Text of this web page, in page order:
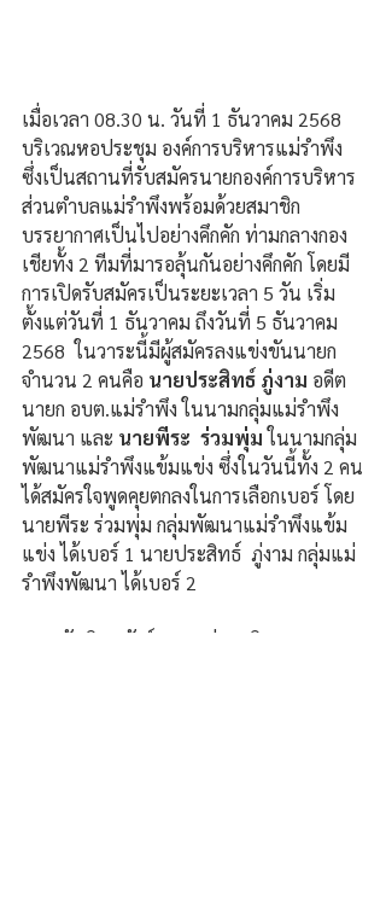
เมื่อเวลา 08.30 น. วันที่ 1 ธันวาคม 2568
บริเวณหอประชุม องค์การบริหารแม่รำพึง
ซึ่งเป็นสถานที่รับสมัครนายกองค์การบริหาร
ส่วนตำบลแม่รำพึงพร้อมด้วยสมาชิก
บรรยากาศเป็นไปอย่างคึกคัก ท่ามกลางกอง
เชียทั้ง 2 ทีมที่มารอลุ้นกันอย่างคึกคัก โดยมี
การเปิดรับสมัครเป็นระยะเวลา 5 วัน เริ่ม
ตั้งแต่วันที่ 1 ธันวาคม ถึงวันที่ 5 ธันวาคม
2568  ในวาระนี้มีผู้สมัครลงแข่งขันนายก
จำนวน 2 คนคือ นายประสิทธ์ ภู่งาม อดีต
นายก อบต.แม่รำพึง ในนามกลุ่มแม่รำพึง
พัฒนา และ นายพีระ  ร่วมพุ่ม ในนามกลุ่ม
พัฒนาแม่รำพึงแข้มแข่ง ซึ่งในวันนี้ทั้ง 2 คน
ได้สมัครใจพูดคุยตกลงในการเลือกเบอร์ โดย
นายพีระ ร่วมพุ่ม กลุ่มพัฒนาแม่รำพึงแข้ม
แข่ง ได้เบอร์ 1 นายประสิทธ์  ภู่งาม กลุ่มแม่
รำพึงพัฒนา ได้เบอร์ 2
น.ส.ณัฐณิชา สังข์ทอง / ข่าวภูมิภาค